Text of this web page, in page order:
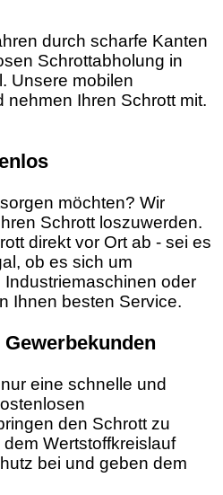
durch scharfe Kanten
Schrottabholung in
Unsere mobilen
Ihren Schrott mit.
möchten? Wir
Schrott loszuwerden.
direkt vor Ort ab - sei es
ob es sich um
Industriemaschinen oder
Ihnen besten Service.
eine schnelle und
den Schrott zu
Wertstoffkreislauf
bei und geben dem